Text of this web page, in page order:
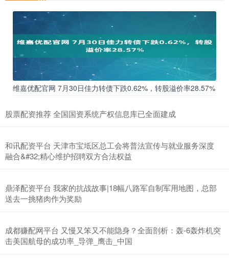
维嘉优配官网 7月30日佳力转债下跌0.62%，转股溢价率28.57%
股票配资推荐 全国国资系统产权信息库已全面建成
和讯配资平台 天津市宝坻区总工会将普法宣传与就业服务深度
融合&#32;精心维护招聘双方合法权益
鼎泽配资平台 我家的抗战故事|18幅八路军自制军用地图，总部
送去一挑猪肉作为奖励
成都赚配网平台 又慢又笨又不能隐身？全面剖析：轰-6轰炸机突
击美国航母的成功率_导弹_鹰击_中国